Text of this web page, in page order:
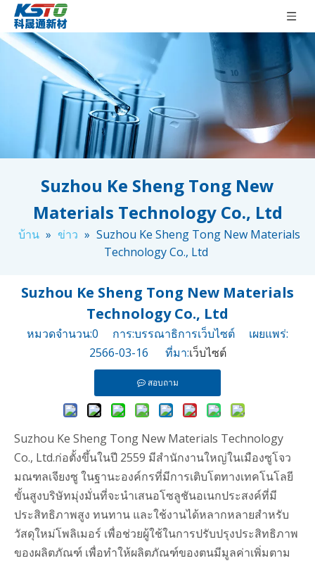
Suzhou Ke Sheng Tong New
Materials Technology Co., Ltd
บ้าน » ข่าว » Suzhou Ke Sheng Tong New Materials
Technology Co., Ltd
Suzhou Ke Sheng Tong New Materials
Technology Co., Ltd
หมวดจำนวน:0 การ:บรรณาธิการเว็บไซต์ เผยแพร่:
2566-03-16 ที่มา:เว็บไซต์
สอบถาม
Suzhou Ke Sheng Tong New Materials Technology
Co., Ltd.ก่อตั้งขึ้นในปี 2559 มีสำนักงานใหญ่ในเมืองซูโจว
มณฑลเจียงซู ในฐานะองค์กรที่มีการเติบโตทางเทคโนโลยี
ขั้นสูงบริษัทมุ่งมั่นที่จะนำเสนอโซลูชันอเนกประสงค์ที่มี
ประสิทธิภาพสูง ทนทาน และใช้งานได้หลากหลายสำหรับ
วัสดุใหม่โพลิเมอร์ เพื่อช่วยผู้ใช้ในการปรับปรุงประสิทธิภาพ
ของผลิตภัณฑ์ เพื่อทำให้ผลิตภัณฑ์ของตนมีมูลค่าเพิ่มตาม